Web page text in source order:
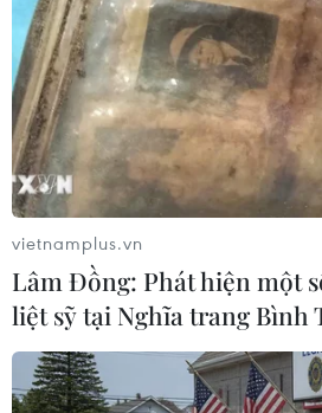
Trong khuôn viên Thánh
tượng gỗ quý và phù điêu
vietnamplus.vn
Lâm Đồng: Phát hiện một
liệt sỹ tại Nghĩa trang Bình